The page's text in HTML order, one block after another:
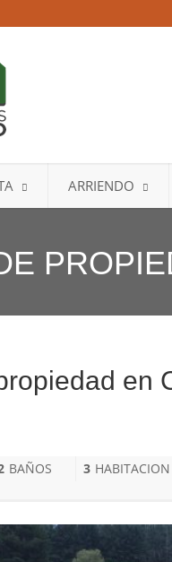
ARRIENDO
en
BAÑOS 3 HABITACION